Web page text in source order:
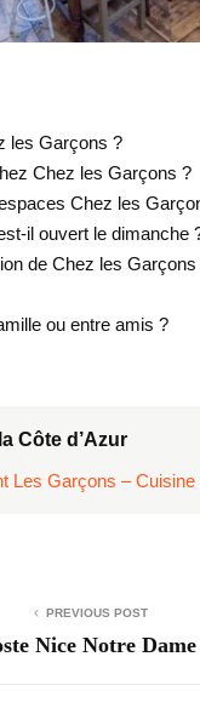
les Garçons ?
Chez les Garçons ?
Chez les
il ouvert le dimanche
de Chez les
ou entre amis ?
Côte d’Azur
Les Garçons –
PREVIOUS POST
Nice Notre Dame